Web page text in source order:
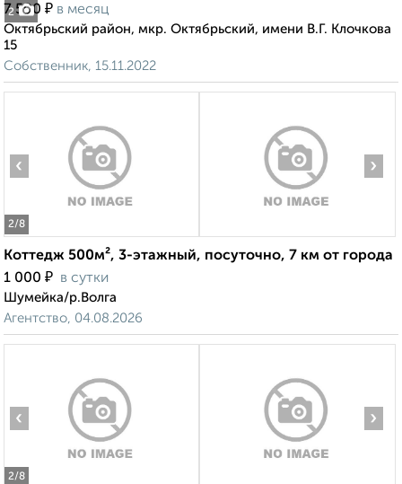
2
7 500 ₽ в месяц
Октябрьский район, мкр. Октябрьский, имени В.Г. Клочкова
15
Собственник, 15.11.2022
2/8
‹ ›
Коттедж 500м², 3-этажный, посуточно, 7 км от города
1 000 ₽ в сутки
Шумейка/р.Волга
Агентство, 04.08.2026
2/8
‹ ›